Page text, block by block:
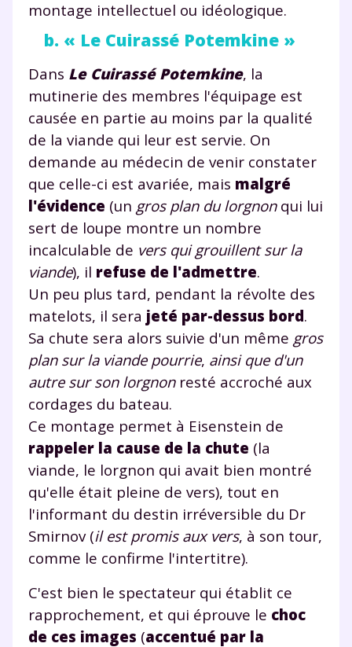
montage intellectuel ou idéologique.
b. « Le Cuirassé Potemkine »
Dans Le Cuirassé Potemkine, la
mutinerie des membres l'équipage est
causée en partie au moins par la qualité
de la viande qui leur est servie. On
demande au médecin de venir constater
que celle-ci est avariée, mais malgré
l'évidence (un gros plan du lorgnonqui lui
sert de loupe montre un nombre
incalculable de vers qui grouillent sur la
viande), il refuse de l'admettre.
Un peu plus tard, pendant la révolte des
matelots, il sera jeté par-dessus bord.
Sa chute sera alors suivie d'un même gros
plan sur la viande pourrie, ainsi que d'un
autre sur son lorgnonresté accroché aux
cordages du bateau.
Ce montage permet à Eisenstein de
rappeler la cause de la chute (la
viande, le lorgnon qui avait bien montré
qu'elle était pleine de vers), tout en
l'informant du destin irréversible du Dr
Smirnov (il est promis aux vers, à son tour,
comme le confirme l'intertitre).
C'est bien le spectateur qui établit ce
rapprochement, et qui éprouve le choc
de ces images (accentué par la